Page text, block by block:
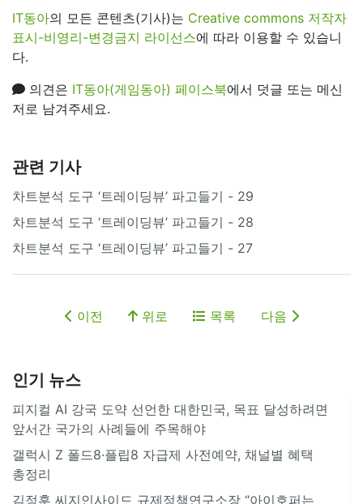
IT동아의 모든 콘텐츠(기사)는 Creative commons 저작자
표시-비영리-변경금지 라이선스에 따라 이용할 수 있습니
다.
의견은 IT동아(게임동아) 페이스북에서 덧글 또는 메신
저로 남겨주세요.
관련 기사
차트분석 도구 ‘트레이딩뷰’ 파고들기 - 29
차트분석 도구 ‘트레이딩뷰’ 파고들기 - 28
차트분석 도구 ‘트레이딩뷰’ 파고들기 - 27
이전 위로 목록 다음
인기 뉴스
피지컬 AI 강국 도약 선언한 대한민국, 목표 달성하려면
앞서간 국가의 사례들에 주목해야
갤럭시 Z 폴드8·플립8 자급제 사전예약, 채널별 혜택
총정리
김정훈 씨지인사이드 규제정책연구소장 “아이호퍼는